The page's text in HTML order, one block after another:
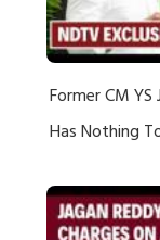
Former CM
Has Nothing